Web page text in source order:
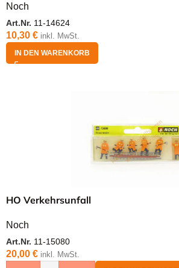
Noch
Art.Nr. 11-14624
10,30 € inkl. MwSt.
IN DEN WARENKORB
HO Verkehrsunfall
Noch
Art.Nr. 11-15080
20,00 € inkl. MwSt.